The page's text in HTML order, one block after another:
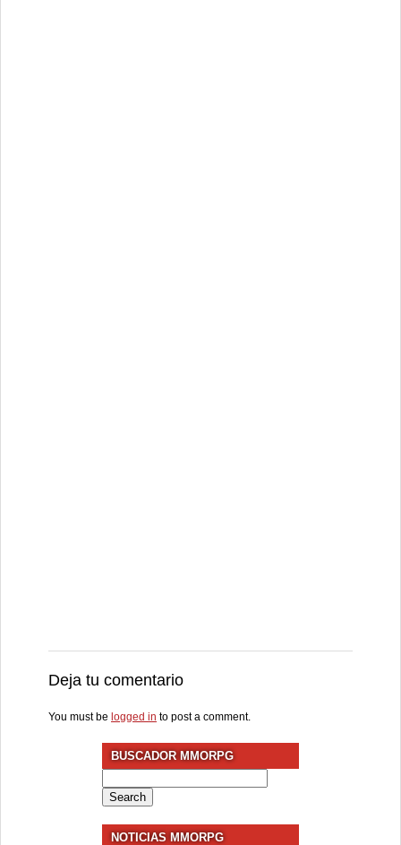
Deja tu comentario
You must be logged in to post a comment.
BUSCADOR MMORPG
for:
NOTICIAS MMORPG